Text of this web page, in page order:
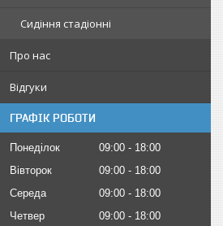
Сидіння стадіонні
Про нас
Відгуки
ГРАФІК РОБОТИ
Понеділок 09:00
18:00
Вівторок
09:00
18:00
Середа
09:00
18:00
Четвер
09:00
18:00